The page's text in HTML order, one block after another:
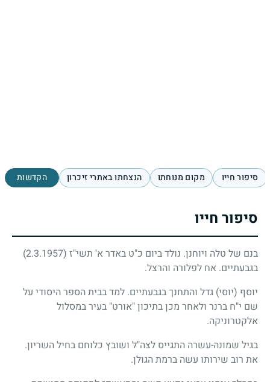
סיפור חייו מקום מנוחתו הנצחתו באתרי זיכרון הקדשות
סיפור חייו
בנם של טלה ויוחנן. נולד ביום כ"ט באדר א' תשי"ז (2.3.1957)
בגבעתיים. אח לפלורה והרצל.
יוסף (יוסי) גדל והתחנך בגבעתיים. למד בבית הספר היסודי על
שם י"ח ברנר ולאחר מכן בתיכון "אורט" בעיר במסלול
אלקטרוניקה.
בגיל שמונה-עשרה התגייס לצה"ל ושובץ כלוחם בחיל השריון.
את רוב שירותו עשה ברמת הגולן.